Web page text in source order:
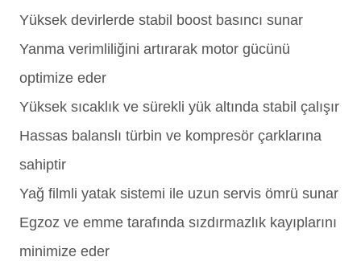
Yüksek devirlerde stabil boost basıncı sunar
Yanma verimliliğini artırarak motor gücünü
optimize eder
Yüksek sıcaklık ve sürekli yük altında stabil çalışır
Hassas balanslı türbin ve kompresör çarklarına
sahiptir
Yağ filmli yatak sistemi ile uzun servis ömrü sunar
Egzoz ve emme tarafında sızdırmazlık kayıplarını
minimize eder